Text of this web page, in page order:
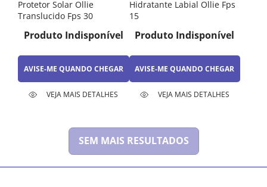
Protetor Solar Ollie
Translucido Fps 30
Produto Indisponível
AVISE-ME QUANDO CHEGAR
VEJA MAIS DETALHES
Hidratante Labial Ollie Fps
15
Produto Indisponível
AVISE-ME QUANDO CHEGAR
VEJA MAIS DETALHES
SEM MAIS RESULTADOS